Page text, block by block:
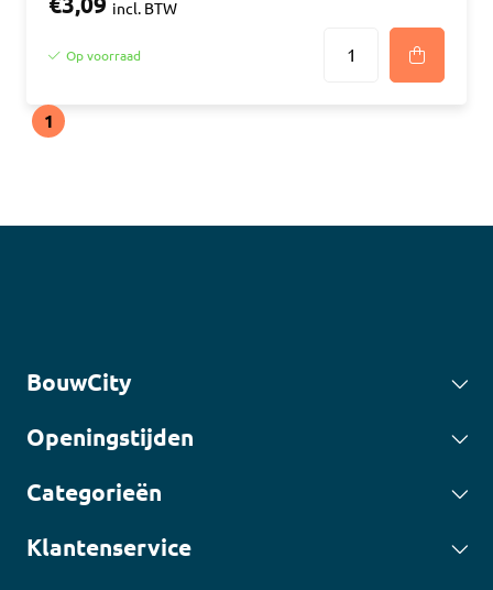
incl. BTW
Op voorraad
1
BouwCity
Openingstijden
Categorieën
Klantenservice